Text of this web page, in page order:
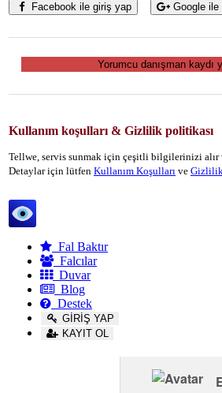
Facebook ile giriş yap Google
Yorumcu danışman kaydı
Kullanım koşulları & Gizlilik politikası
Tellwe, servis sunmak için çeşitli bilgilerinizi alır
Detaylar için lütfen Kullanım Koşulları ve Gizlilik
Fal Baktır
Falcılar
Duvar
Blog
Destek
GİRİŞ YAP
KAYIT OL